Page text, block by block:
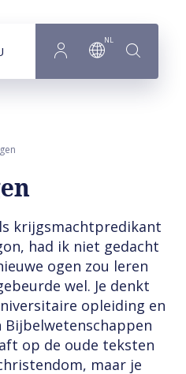
NL
krijgsmachtpredikant
had ik niet gedacht
ogen zou leren
wel. Je denkt
opleiding en
op de oude teksten
maar je